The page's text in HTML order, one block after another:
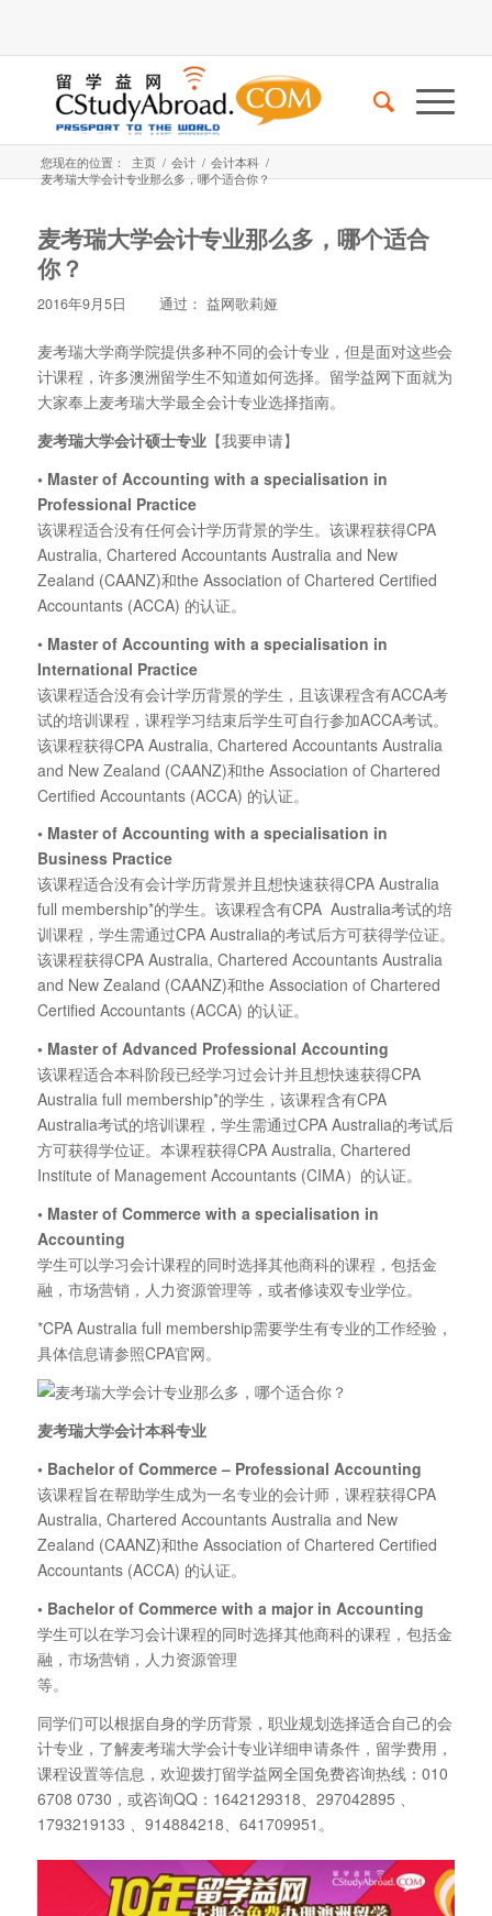
您现在的位置： 主页 / 会计 / 会计本科 /
麦考瑞大学会计专业那么多，哪个适合你？
麦考瑞大学会计专业那么多，哪个适合
你？
2016年9月5日 通过： 益网歌莉娅
麦考瑞大学商学院提供多种不同的会计专业，但是面对这些会
计课程，许多澳洲留学生不知道如何选择。留学益网下面就为
大家奉上麦考瑞大学最全会计专业选择指南。
麦考瑞大学会计硕士专业【我要申请】
• Master of Accounting with a specialisation in
Professional Practice
该课程适合没有任何会计学历背景的学生。该课程获得CPA
Australia, Chartered Accountants Australia and New
Zealand (CAANZ)和the Association of Chartered Certified
Accountants (ACCA) 的认证。
• Master of Accounting with a specialisation in
International Practice
该课程适合没有会计学历背景的学生，且该课程含有ACCA考
试的培训课程，课程学习结束后学生可自行参加ACCA考试。
该课程获得CPA Australia, Chartered Accountants Australia
and New Zealand (CAANZ)和the Association of Chartered
Certified Accountants (ACCA) 的认证。
• Master of Accounting with a specialisation in
Business Practice
该课程适合没有会计学历背景并且想快速获得CPA Australia
full membership*的学生。该课程含有CPA Australia考试的培
训课程，学生需通过CPA Australia的考试后方可获得学位证。
该课程获得CPA Australia, Chartered Accountants Australia
and New Zealand (CAANZ)和the Association of Chartered
Certified Accountants (ACCA) 的认证。
• Master of Advanced Professional Accounting
该课程适合本科阶段已经学习过会计并且想快速获得CPA
Australia full membership*的学生，该课程含有CPA
Australia考试的培训课程，学生需通过CPA Australia的考试后
方可获得学位证。本课程获得CPA Australia, Chartered
Institute of Management Accountants (CIMA）的认证。
• Master of Commerce with a specialisation in
Accounting
学生可以学习会计课程的同时选择其他商科的课程，包括金
融，市场营销，人力资源管理等，或者修读双专业学位。
*CPA Australia full membership需要学生有专业的工作经验，
具体信息请参照CPA官网。
麦考瑞大学会计本科专业
• Bachelor of Commerce – Professional Accounting
该课程旨在帮助学生成为一名专业的会计师，课程获得CPA
Australia, Chartered Accountants Australia and New
Zealand (CAANZ)和the Association of Chartered Certified
Accountants (ACCA) 的认证。
• Bachelor of Commerce with a major in Accounting
学生可以在学习会计课程的同时选择其他商科的课程，包括金
融，市场营销，人力资源管理
等。
同学们可以根据自身的学历背景，职业规划选择适合自己的会
计专业，了解麦考瑞大学会计专业详细申请条件，留学费用，
课程设置等信息，欢迎拨打留学益网全国免费咨询热线：010
6708 0730，或咨询QQ：1642129318、297042895 、
1793219133 、914884218、641709951。